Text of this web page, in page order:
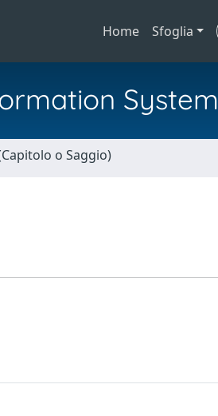
Home Sfoglia
System
o Saggio)